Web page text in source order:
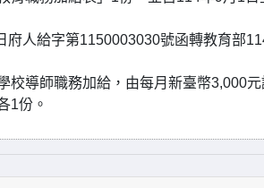
府人給字第1150003030號函轉教育部
校導師職務加給，由每月新臺幣3,000元
1份。